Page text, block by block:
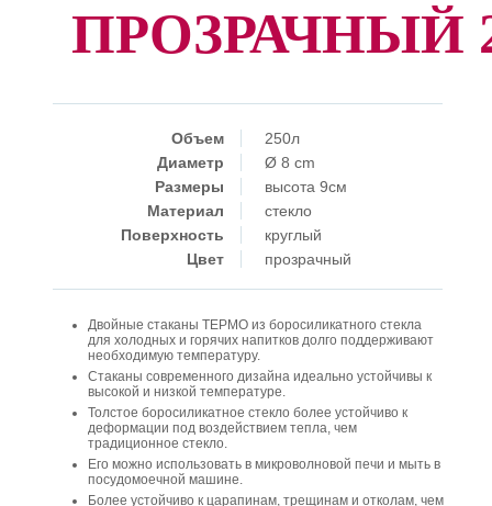
ПРОЗРАЧНЫЙ
Объем
250л
Диаметр
Ø 8 cm
Размеры
высота 9см
Материал
стекло
Поверхность
круглый
Цвет
прозрачный
Двойные стаканы ТЕРМО из боросиликатного стекла
для холодных и горячих напитков долго поддерживают
необходимую температуру.
Стаканы современного дизайна идеально устойчивы к
высокой и низкой температуре.
Толстое боросиликатное стекло более устойчиво к
деформации под воздействием тепла, чем
традиционное стекло.
Его можно использовать в микроволновой печи и мыть в
посудомоечной машине.
Более устойчиво к царапинам, трещинам и отколам, чем